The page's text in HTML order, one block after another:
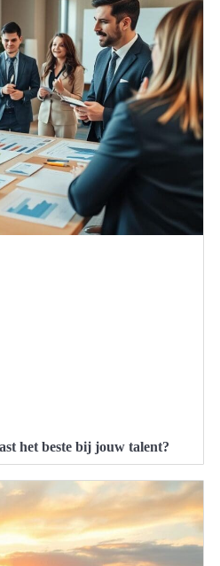
het beste bij jouw talent?